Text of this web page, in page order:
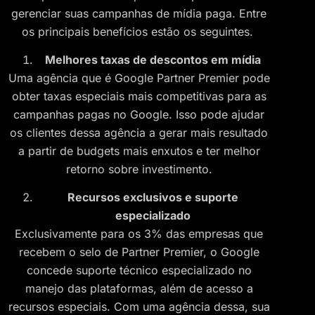
gerenciar suas campanhas de mídia paga. Entre
os principais benefícios estão os seguintes.
Melhores taxas de descontos em mídia
Uma agência que é Google Partner Premier pode
obter taxas especiais mais competitivas para as
campanhas pagas no Google. Isso pode ajudar
os clientes dessa agência a gerar mais resultado
a partir de budgets mais enxutos e ter melhor
retorno sobre investimento.
Recursos exclusivos e suporte
especializado
Exclusivamente para os 3% das empresas que
recebem o selo de Partner Premier, o Google
concede suporte técnico especializado no
manejo das plataformas, além de acesso a
recursos especiais. Com uma agência dessa, sua